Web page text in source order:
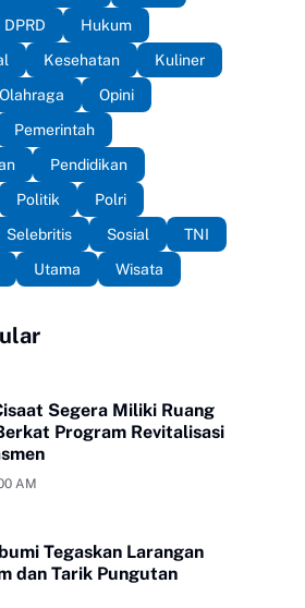
DPRD
Hukum
Kesehatan
Kuliner
Olahraga
Opini
Pemerintah
Pendidikan
Politik
Polri
Selebritis Sosial
TNI
Utama Wisata
Segera Miliki Ruang
Program Revitalisasi
AM
Tegaskan Larangan
dan Tarik Pungutan